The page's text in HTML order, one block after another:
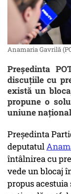
Anamaria Gavrilă
Președinta
discuțiile cu
există un
propune o
uniune
Preşedinta
deputatul
întâlnirea cu
vede un blocaj
propus